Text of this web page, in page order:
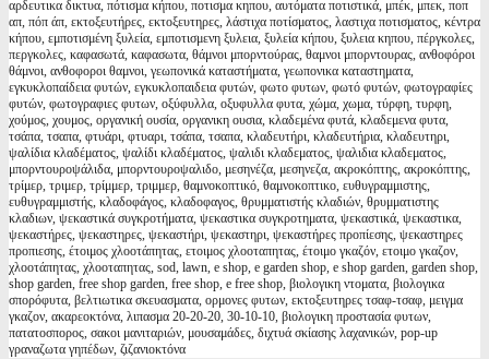
αρδευτικα δικτυα, πότισμα κήπου, ποτισμα κηπου, αυτόματα ποτιστικά, μπέκ, μπεκ, ποπ
απ, πόπ άπ, εκτοξευτήρες, εκτοξευτηρες, λάστιχα ποτίσματος, λαστιχα ποτισματος, κέντρα
κήπου, εμποτισμένη ξυλεία, εμποτισμενη ξυλεια, ξυλεία κήπου, ξυλεια κηπου, πέργκολες,
περγκολες, καφασωτά, καφασωτα, θάμνοι μπορντούρας, θαμνοι μπορντουρας, ανθοφόροι
θάμνοι, ανθοφοροι θαμνοι, γεωπονικά καταστήματα, γεωπονικα καταστηματα,
εγκυκλοπαίδεια φυτών, εγκυκλοπαιδεια φυτών, φωτο φυτων, φωτό φυτών, φωτογραφίες
φυτών, φωτογραφιες φυτων, οξύφυλλα, οξυφυλλα φυτα, χώμα, χωμα, τύρφη, τυρφη,
χούμος, χουμος, οργανική ουσία, οργανικη ουσια, κλαδεμένα φυτά, κλαδεμενα φυτα,
τσάπα, τσαπα, φτυάρι, φτυαρι, τσάπα, τσαπα, κλαδευτήρι, κλαδευτήρια, κλαδευτηρι,
ψαλίδια κλαδέματος, ψαλίδι κλαδέματος, ψαλιδι κλαδεματος, ψαλιδια κλαδεματος,
μπορντουροψάλιδα, μπορντουροψαλιδο, μεσηνέζα, μεσηνεζα, ακροκόπτης, ακροκόπτης,
τρίμερ, τριμερ, τρίμμερ, τριμμερ, θαμνοκοπτικό, θαμνοκοπτικο, ευθυγραμμιστης,
ευθυγραμμιστής, κλαδοφάγος, κλαδοφαγος, θρυμματιστής κλαδιών, θρυμματιστης
κλαδιων, ψεκαστικά συγκροτήματα, ψεκαστικα συγκροτηματα, ψεκαστικά, ψεκαστικα,
ψεκαστήρες, ψεκαστηρες, ψεκαστήρι, ψεκαστηρι, ψεκαστήρες προπίεσης, ψεκαστηρες
προπιεσης, έτοιμος χλοοτάπητας, ετοιμος χλοοταπητας, έτοιμο γκαζόν, ετοιμο γκαζον,
χλοοτάπητας, χλοοταπητας, sod, lawn, e shop, e garden shop, e shop garden, garden shop,
shop garden, free shop garden, free shop, e free shop, βιολογικη ντοματα, βιολογικα
σπορόφυτα, βελτιωτικα σκευασματα, ορμονες φυτων, εκτοξευτηρες τσαφ-τσαφ, μειγμα
γκαζον, ακαρεοκτόνα, λιπασμα 20-20-20, 30-10-10, βιολογικη προστασία φυτων,
πατατοσπορος, σακοι μανιταριών, μουσαμάδες, διχτυά σκίασης λαχανικών, pop-up
γραναζωτα γηπέδων, ζιζανιοκτόνα